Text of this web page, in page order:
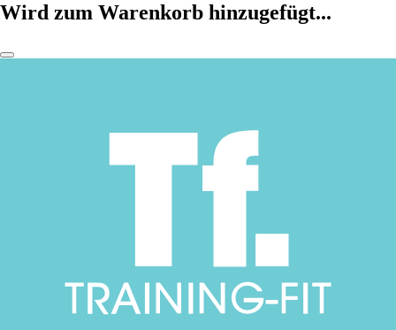
Wird zum Warenkorb hinzugefügt...